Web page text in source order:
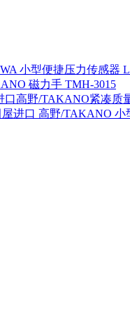
小型便捷压力传感器
磁力手 TMH-3015
口高野/TAKANO紧凑质
进口 高野/TAKANO 小